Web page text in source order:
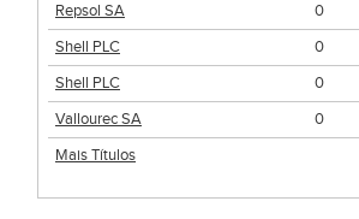
Repsol SA
0
Shell PLC
0
Shell PLC
0
Vallourec SA
0
Mais Títulos